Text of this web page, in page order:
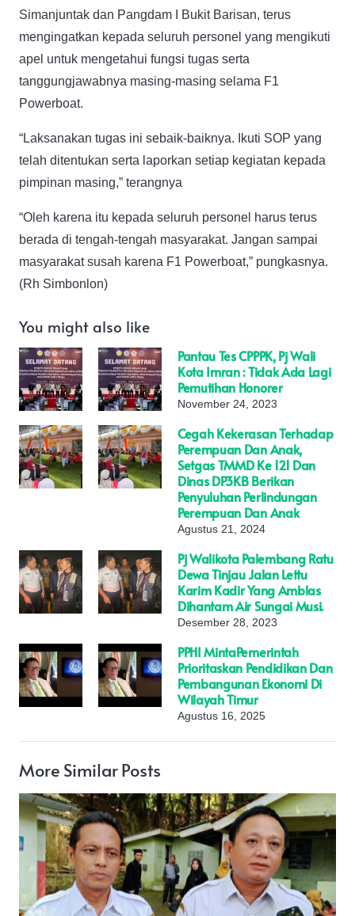
Simanjuntak dan Pangdam I Bukit Barisan, terus
mengingatkan kepada seluruh personel yang mengikuti
apel untuk mengetahui fungsi tugas serta
tanggungjawabnya masing-masing selama F1
Powerboat.
“Laksanakan tugas ini sebaik-baiknya. Ikuti SOP yang
telah ditentukan serta laporkan setiap kegiatan kepada
pimpinan masing,” terangnya
“Oleh karena itu kepada seluruh personel harus terus
berada di tengah-tengah masyarakat. Jangan sampai
masyarakat susah karena F1 Powerboat,” pungkasnya.
(Rh Simbonlon)
You might also like
Pantau Tes CPPPK, Pj Wali
Kota Imran : Tidak Ada Lagi
Pemutihan Honorer
November 24, 2023
Cegah Kekerasan Terhadap
Perempuan Dan Anak,
Setgas TMMD Ke 121 Dan
Dinas DP3KB Berikan
Penyuluhan Perlindungan
Perempuan Dan Anak
Agustus 21, 2024
Pj Walikota Palembang Ratu
Dewa Tinjau Jalan Lettu
Karim Kadir Yang Amblas
Dihantam Air Sungai Musi.
Desember 28, 2023
PPHI MintaPemerintah
Prioritaskan Pendidikan Dan
Pembangunan Ekonomi Di
Wilayah Timur
Agustus 16, 2025
More Similar Posts